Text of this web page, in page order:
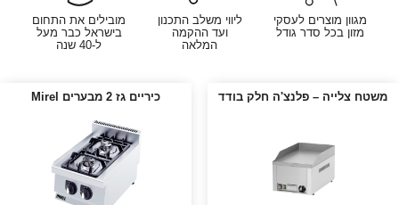
מגוון מוצרים לעסקי
מזון בכל סדר גודל
ליווי משלב התכנון
ועד ההקמה
המלאה
מובילים את התחום
בישראל כבר מעל
ל-40 שנה
משטח צלייה – פלנצ'ה חלק בודד כיריים גז 2 מבערים Mirel